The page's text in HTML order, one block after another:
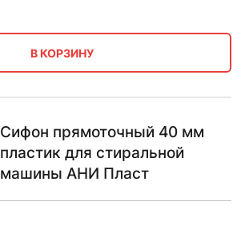
В КОРЗИНУ
Сифон прямоточный 40 мм
пластик для стиральной
машины АНИ Пласт